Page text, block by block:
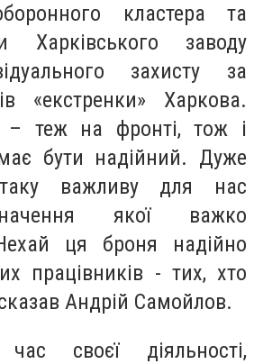
кластера та
Харківського заводу
захисту за
«екстренки» Харкова.
– теж на фронті, тож і
бути надійний. Дуже
важливу для нас
якої важко
ця броня надійно
працівників - тих, хто
Андрій Самойлов.
своєї діяльності,